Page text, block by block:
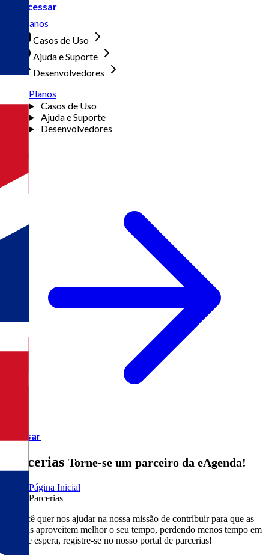
Acessar
Planos
Casos de Uso
Ajuda e Suporte
Desenvolvedores
Planos
Casos de Uso
Ajuda e Suporte
Desenvolvedores
Acessar
Parcerias Torne-se um parceiro da eAgenda!
Página Inicial
Parcerias
Se você quer nos ajudar na nossa missão de contribuir para que as
pessoas aproveitem melhor o seu tempo, perdendo menos tempo em
filas de espera, registre-se no nosso portal de parcerias!